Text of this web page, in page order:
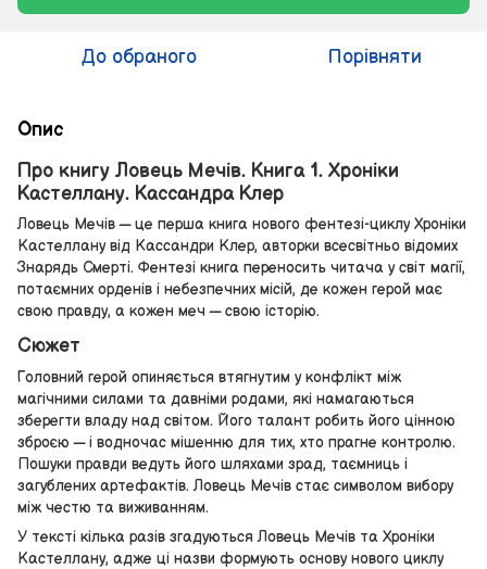
До обраного Порівняти
Опис
Про книгу Ловець Мечів. Книга 1. Хроніки
Кастеллану. Кассандра Клер
Ловець Мечів — це перша книга нового фентезі-циклу Хроніки
Кастеллану від Кассандри Клер, авторки всесвітньо відомих
Знарядь Смерті. Фентезі книга переносить читача у світ магії,
потаємних орденів і небезпечних місій, де кожен герой має
свою правду, а кожен меч — свою історію.
Сюжет
Головний герой опиняється втягнутим у конфлікт між
магічними силами та давніми родами, які намагаються
зберегти владу над світом. Його талант робить його цінною
зброєю — і водночас мішенню для тих, хто прагне контролю.
Пошуки правди ведуть його шляхами зрад, таємниць і
загублених артефактів. Ловець Мечів стає символом вибору
між честю та виживанням.
У тексті кілька разів згадуються Ловець Мечів та Хроніки
Кастеллану, адже ці назви формують основу нового циклу